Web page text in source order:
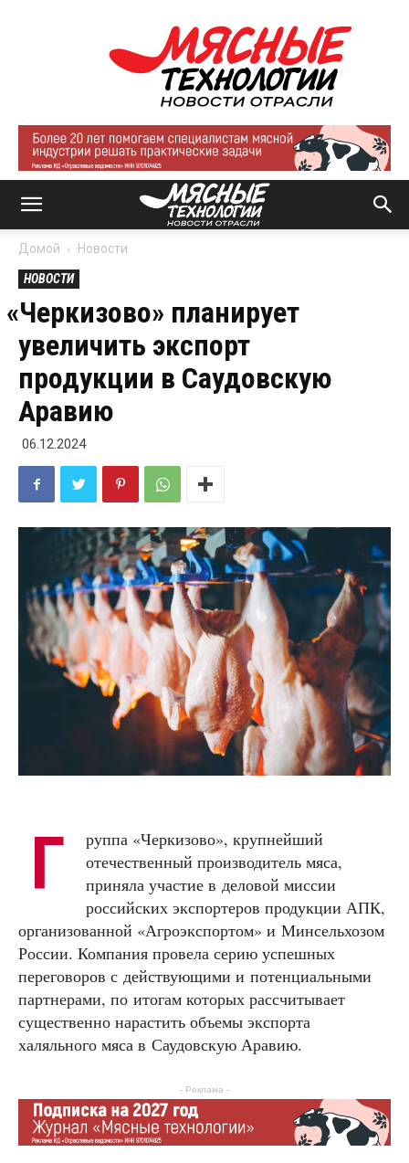
Мясные
технологии
|
Новости
отрасли
Домой Новости
НОВОСТИ
«Черкизово» планирует
увеличить экспорт
продукции в Саудовскую
Аравию
06.12.2024
Г
руппа «Черкизово», крупнейший
отечественный производитель мяса,
приняла участие в деловой миссии
российских экспортеров продукции АПК,
организованной «Агроэкспортом» и Минсельхозом
России. Компания провела серию успешных
переговоров с действующими и потенциальными
партнерами, по итогам которых рассчитывает
существенно нарастить объемы экспорта
халяльного мяса в Саудовскую Аравию.
- Реклама -